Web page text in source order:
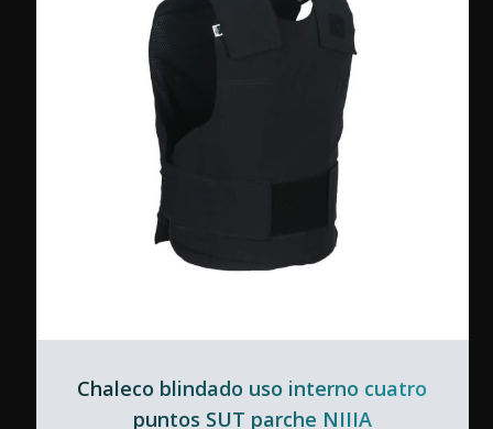
Chaleco blindado uso interno cuatro
puntos SUT parche NIIIA